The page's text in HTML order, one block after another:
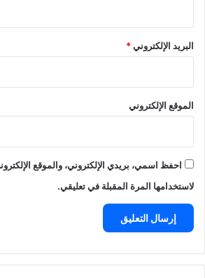
البريد الإلكتروني*
الموقع الإلكتروني
احفظ اسمي، بريدي الإلكتروني، والموقع
لاستخدامها المرة المقبلة في تعليقي.